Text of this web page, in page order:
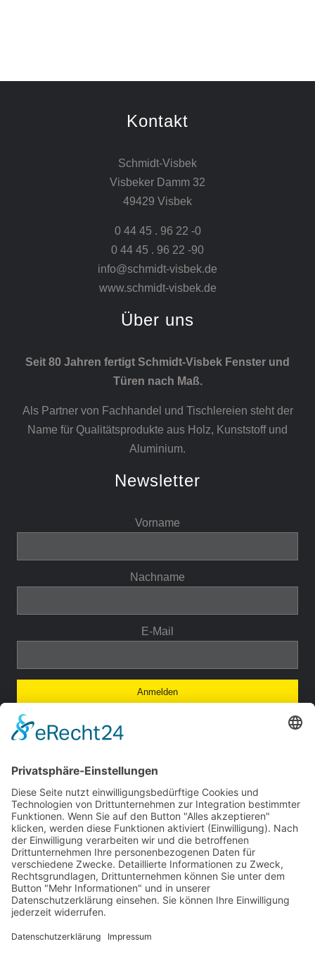
Kontakt
Schmidt-Visbek
Visbeker Damm 32
49429 Visbek
0 44 45 . 96 22 -0
0 44 45 . 96 22 -90
info@schmidt-visbek.de
www.schmidt-visbek.de
Über uns
Seit 80 Jahren fertigt Schmidt-Visbek Fenster und
Türen nach Maß.
Als Partner von Fachhandel und Tischlereien steht der
Name für Qualitätsprodukte aus Holz, Kunststoff und
Aluminium.
Newsletter
Vorname
Nachname
E-Mail
Anmelden
So finden Sie uns